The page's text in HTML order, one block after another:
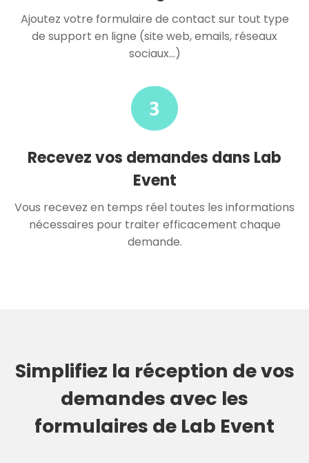
Ajoutez votre formulaire de contact sur tout type
de support en ligne (site web, emails, réseaux
sociaux…)
Recevez vos demandes dans Lab
Event
Vous recevez en temps réel toutes les informations
nécessaires pour traiter efficacement chaque
demande.
Simplifiez la réception de vos
demandes avec les
formulaires de Lab Event